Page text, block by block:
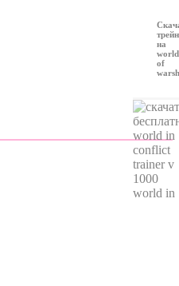
на
world
of